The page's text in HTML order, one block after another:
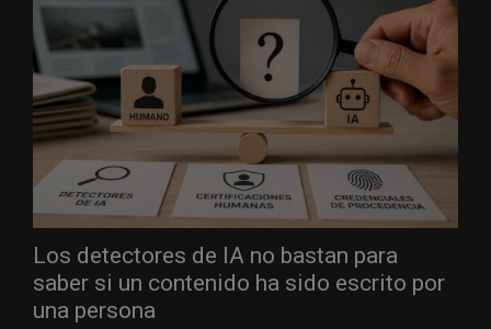
Los detectores de IA no bastan para
saber si un contenido ha sido escrito por
una persona